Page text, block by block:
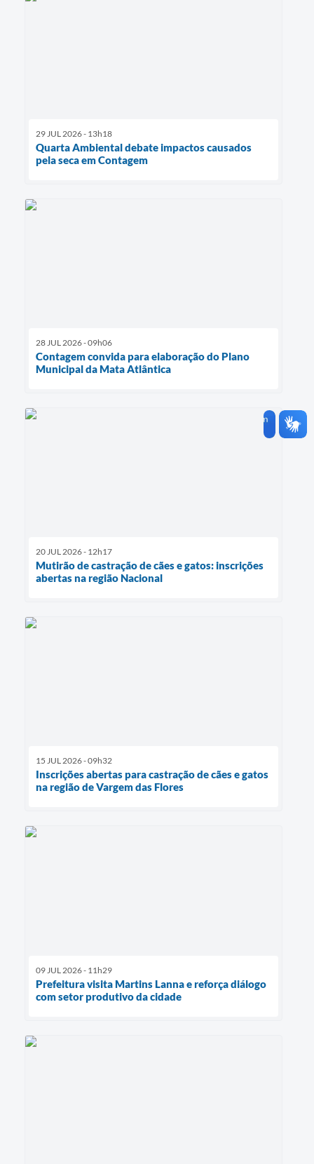
29 JUL 2026 - 13h18
Quarta Ambiental debate impactos causados
pela seca em Contagem
28 JUL 2026 - 09h06
Contagem convida para elaboração do Plano
Municipal da Mata Atlântica
20 JUL 2026 - 12h17
Mutirão de castração de cães e gatos: inscrições
abertas na região Nacional
15 JUL 2026 - 09h32
Inscrições abertas para castração de cães e gatos
na região de Vargem das Flores
09 JUL 2026 - 11h29
Prefeitura visita Martins Lanna e reforça diálogo
com setor produtivo da cidade